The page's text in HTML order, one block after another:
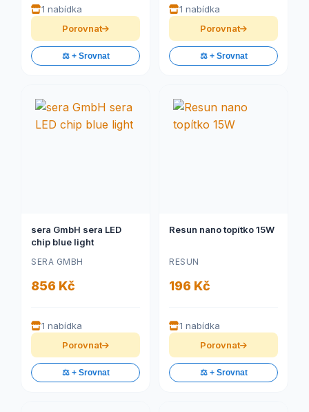
1 nabídka
Porovnat
⚖️ + Srovnat
1 nabídka
Porovnat
⚖️ + Srovnat
sera GmbH sera LED
chip blue light
SERA GMBH
856 Kč
1 nabídka
Porovnat
⚖️ + Srovnat
Resun nano topítko 15W
RESUN
196 Kč
1 nabídka
Porovnat
⚖️ + Srovnat